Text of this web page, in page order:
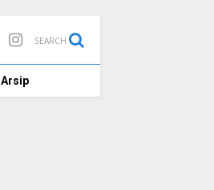
SEARCH
Arsip